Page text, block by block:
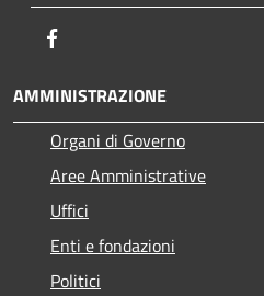
AMMINISTRAZIONE
Organi di Governo
Aree Amministrative
Uffici
Enti e fondazioni
Politici